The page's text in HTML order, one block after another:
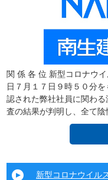
関 係 各 位 新型コロナウ
日７月１７日９時５０分
認された弊社社員に関わ
査の結果が判明し、全て陰
新型コロナウイル